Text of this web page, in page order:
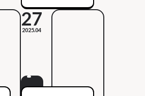
27
2025.04